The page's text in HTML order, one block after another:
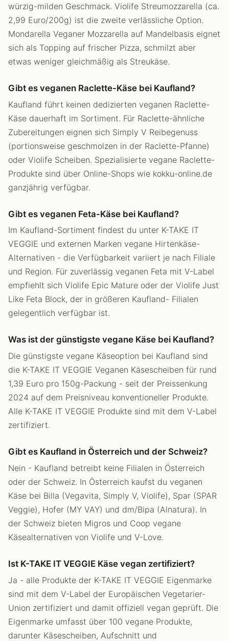
würzig-milden Geschmack. Violife Streumozzarella (ca.
2,99 Euro/200g) ist die zweite verlässliche Option.
Mondarella Veganer Mozzarella auf Mandelbasis eignet
sich als Topping auf frischer Pizza, schmilzt aber
etwas weniger gleichmäßig als Streukäse.
Gibt es veganen Raclette-Käse bei Kaufland?
Kaufland führt keinen dedizierten veganen Raclette-
Käse dauerhaft im Sortiment. Für Raclette-ähnliche
Zubereitungen eignen sich Simply V Reibegenuss
(portionsweise geschmolzen in der Raclette-Pfanne)
oder Violife Scheiben. Spezialisierte vegane Raclette-
Produkte sind über Online-Shops wie kokku-online.de
ganzjährig verfügbar.
Gibt es veganen Feta-Käse bei Kaufland?
Im Kaufland-Sortiment findest du unter K-TAKE IT
VEGGIE und externen Marken vegane Hirtenkäse-
Alternativen - die Verfügbarkeit variiert je nach Filiale
und Region. Für zuverlässig veganen Feta mit V-Label
empfiehlt sich Violife Epic Mature oder der Violife Just
Like Feta Block, der in größeren Kaufland- Filialen
gelegentlich verfügbar ist.
Was ist der günstigste vegane Käse bei Kaufland?
Die günstigste vegane Käseoption bei Kaufland sind
die K-TAKE IT VEGGIE Veganen Käsescheiben für rund
1,39 Euro pro 150g-Packung - seit der Preissenkung
2024 auf dem Preisniveau konventioneller Produkte.
Alle K-TAKE IT VEGGIE Produkte sind mit dem V-Label
zertifiziert.
Gibt es Kaufland in Österreich und der Schweiz?
Nein - Kaufland betreibt keine Filialen in Österreich
oder der Schweiz. In Österreich kaufst du veganen
Käse bei Billa (Vegavita, Simply V, Violife), Spar (SPAR
Veggie), Hofer (MY VAY) und dm/Bipa (Alnatura). In
der Schweiz bieten Migros und Coop vegane
Käsealternativen von Violife und V-Love.
Ist K-TAKE IT VEGGIE Käse vegan zertifiziert?
Ja - alle Produkte der K-TAKE IT VEGGIE Eigenmarke
sind mit dem V-Label der Europäischen Vegetarier-
Union zertifiziert und damit offiziell vegan geprüft. Die
Eigenmarke umfasst über 100 vegane Produkte,
darunter Käsescheiben, Aufschnitt und